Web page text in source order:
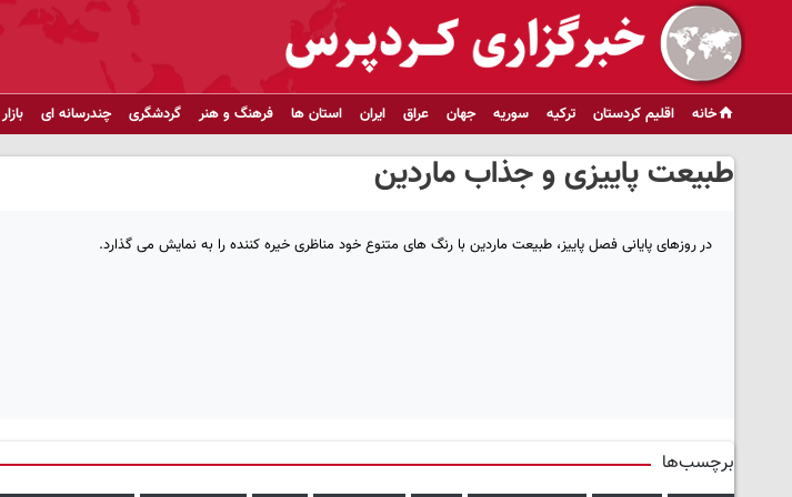
خانه اقلیم کردستان ترکیه سوریه جهان عراق ایران استان ها فرهنگ و هنر گردشگری چندرسانه ای بازار
طبیعت پاییزی و جذاب ماردین
در روزهای پایانی فصل پاییز، طبیعت ماردین با رنگ های متنوع خود مناظری خیره کننده را به نمایش می گذارد.
برچسب‌ها